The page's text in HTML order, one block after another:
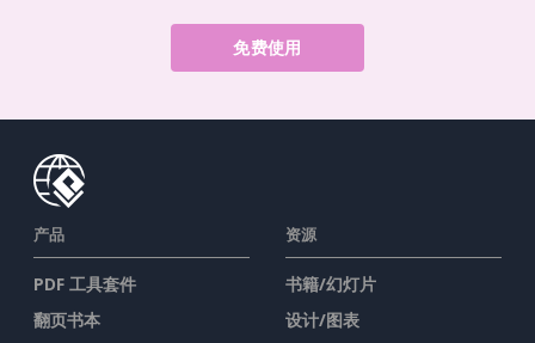
免费使用
产品
PDF 工具套件
翻页书本
资源
书籍/幻灯片
设计/图表